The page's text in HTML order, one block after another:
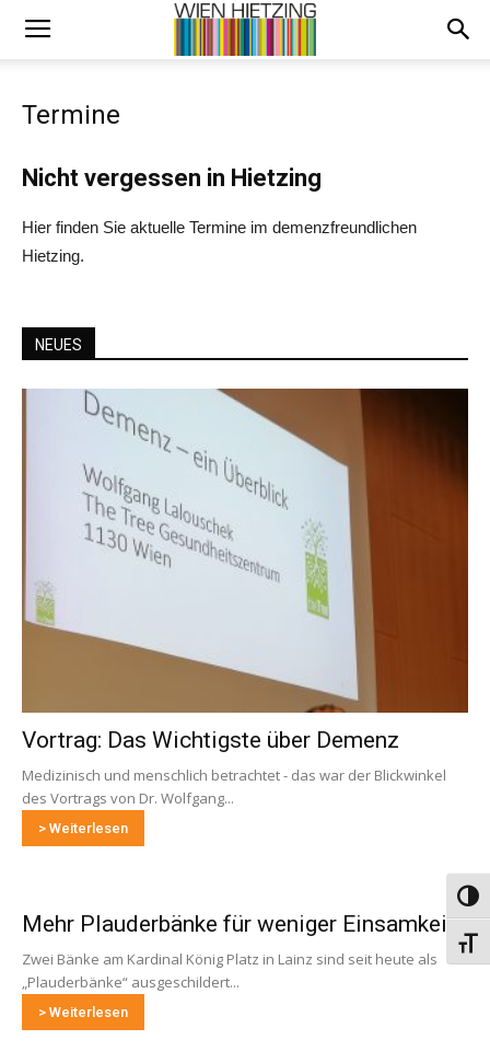
Termine
Nicht vergessen in Hietzing
Hier finden Sie aktuelle Termine im demenzfreundlichen
Hietzing.
NEUES
Vortrag: Das Wichtigste über Demenz
Medizinisch und menschlich betrachtet - das war der Blickwinkel
des Vortrags von Dr. Wolfgang...
> Weiterlesen
Mehr Plauderbänke für weniger Einsamkeit
Zwei Bänke am Kardinal König Platz in Lainz sind seit heute als
„Plauderbänke“ ausgeschildert...
> Weiterlesen